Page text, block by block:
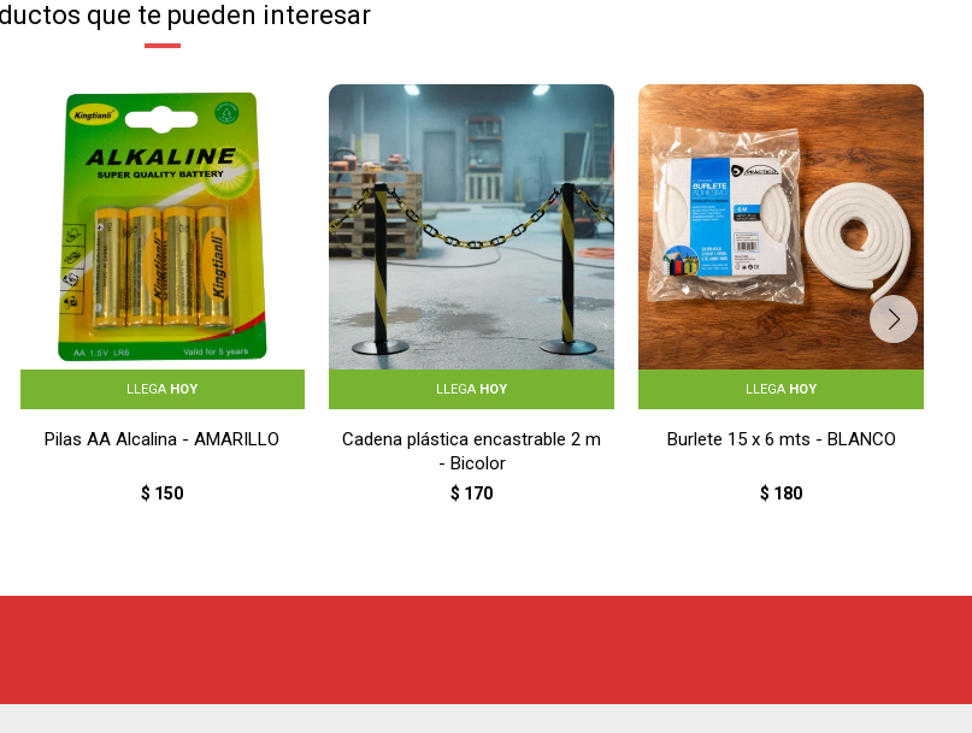
que te pueden interesar
LLEGA HOY
Pilas AA Alcalina - AMARILLO
$ 150
LLEGA HOY
Cadena plástica encastrable 2 m
- Bicolor
$ 170
LLEGA HOY
Burlete 15 x 6 mts - BLANCO
$ 180